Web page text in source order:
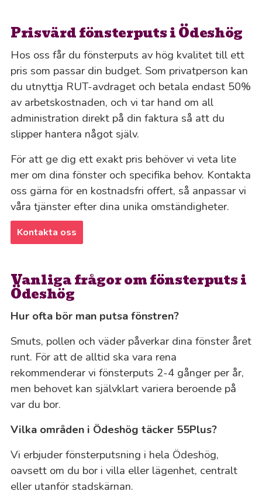
Prisvärd fönsterputs i Ödeshög
Hos oss får du fönsterputs av hög kvalitet till ett
pris som passar din budget. Som privatperson kan
du utnyttja RUT-avdraget och betala endast 50%
av arbetskostnaden, och vi tar hand om all
administration direkt på din faktura så att du
slipper hantera något själv.
För att ge dig ett exakt pris behöver vi veta lite
mer om dina fönster och specifika behov. Kontakta
oss gärna för en kostnadsfri offert, så anpassar vi
våra tjänster efter dina unika omständigheter.
Kontakta oss
Vanliga frågor om fönsterputs i
Ödeshög
Hur ofta bör man putsa fönstren?
Smuts, pollen och väder påverkar dina fönster året
runt. För att de alltid ska vara rena
rekommenderar vi fönsterputs 2-4 gånger per år,
men behovet kan självklart variera beroende på
var du bor.
Vilka områden i Ödeshög täcker 55Plus?
Vi erbjuder fönsterputsning i hela Ödeshög,
oavsett om du bor i villa eller lägenhet, centralt
eller utanför stadskärnan.